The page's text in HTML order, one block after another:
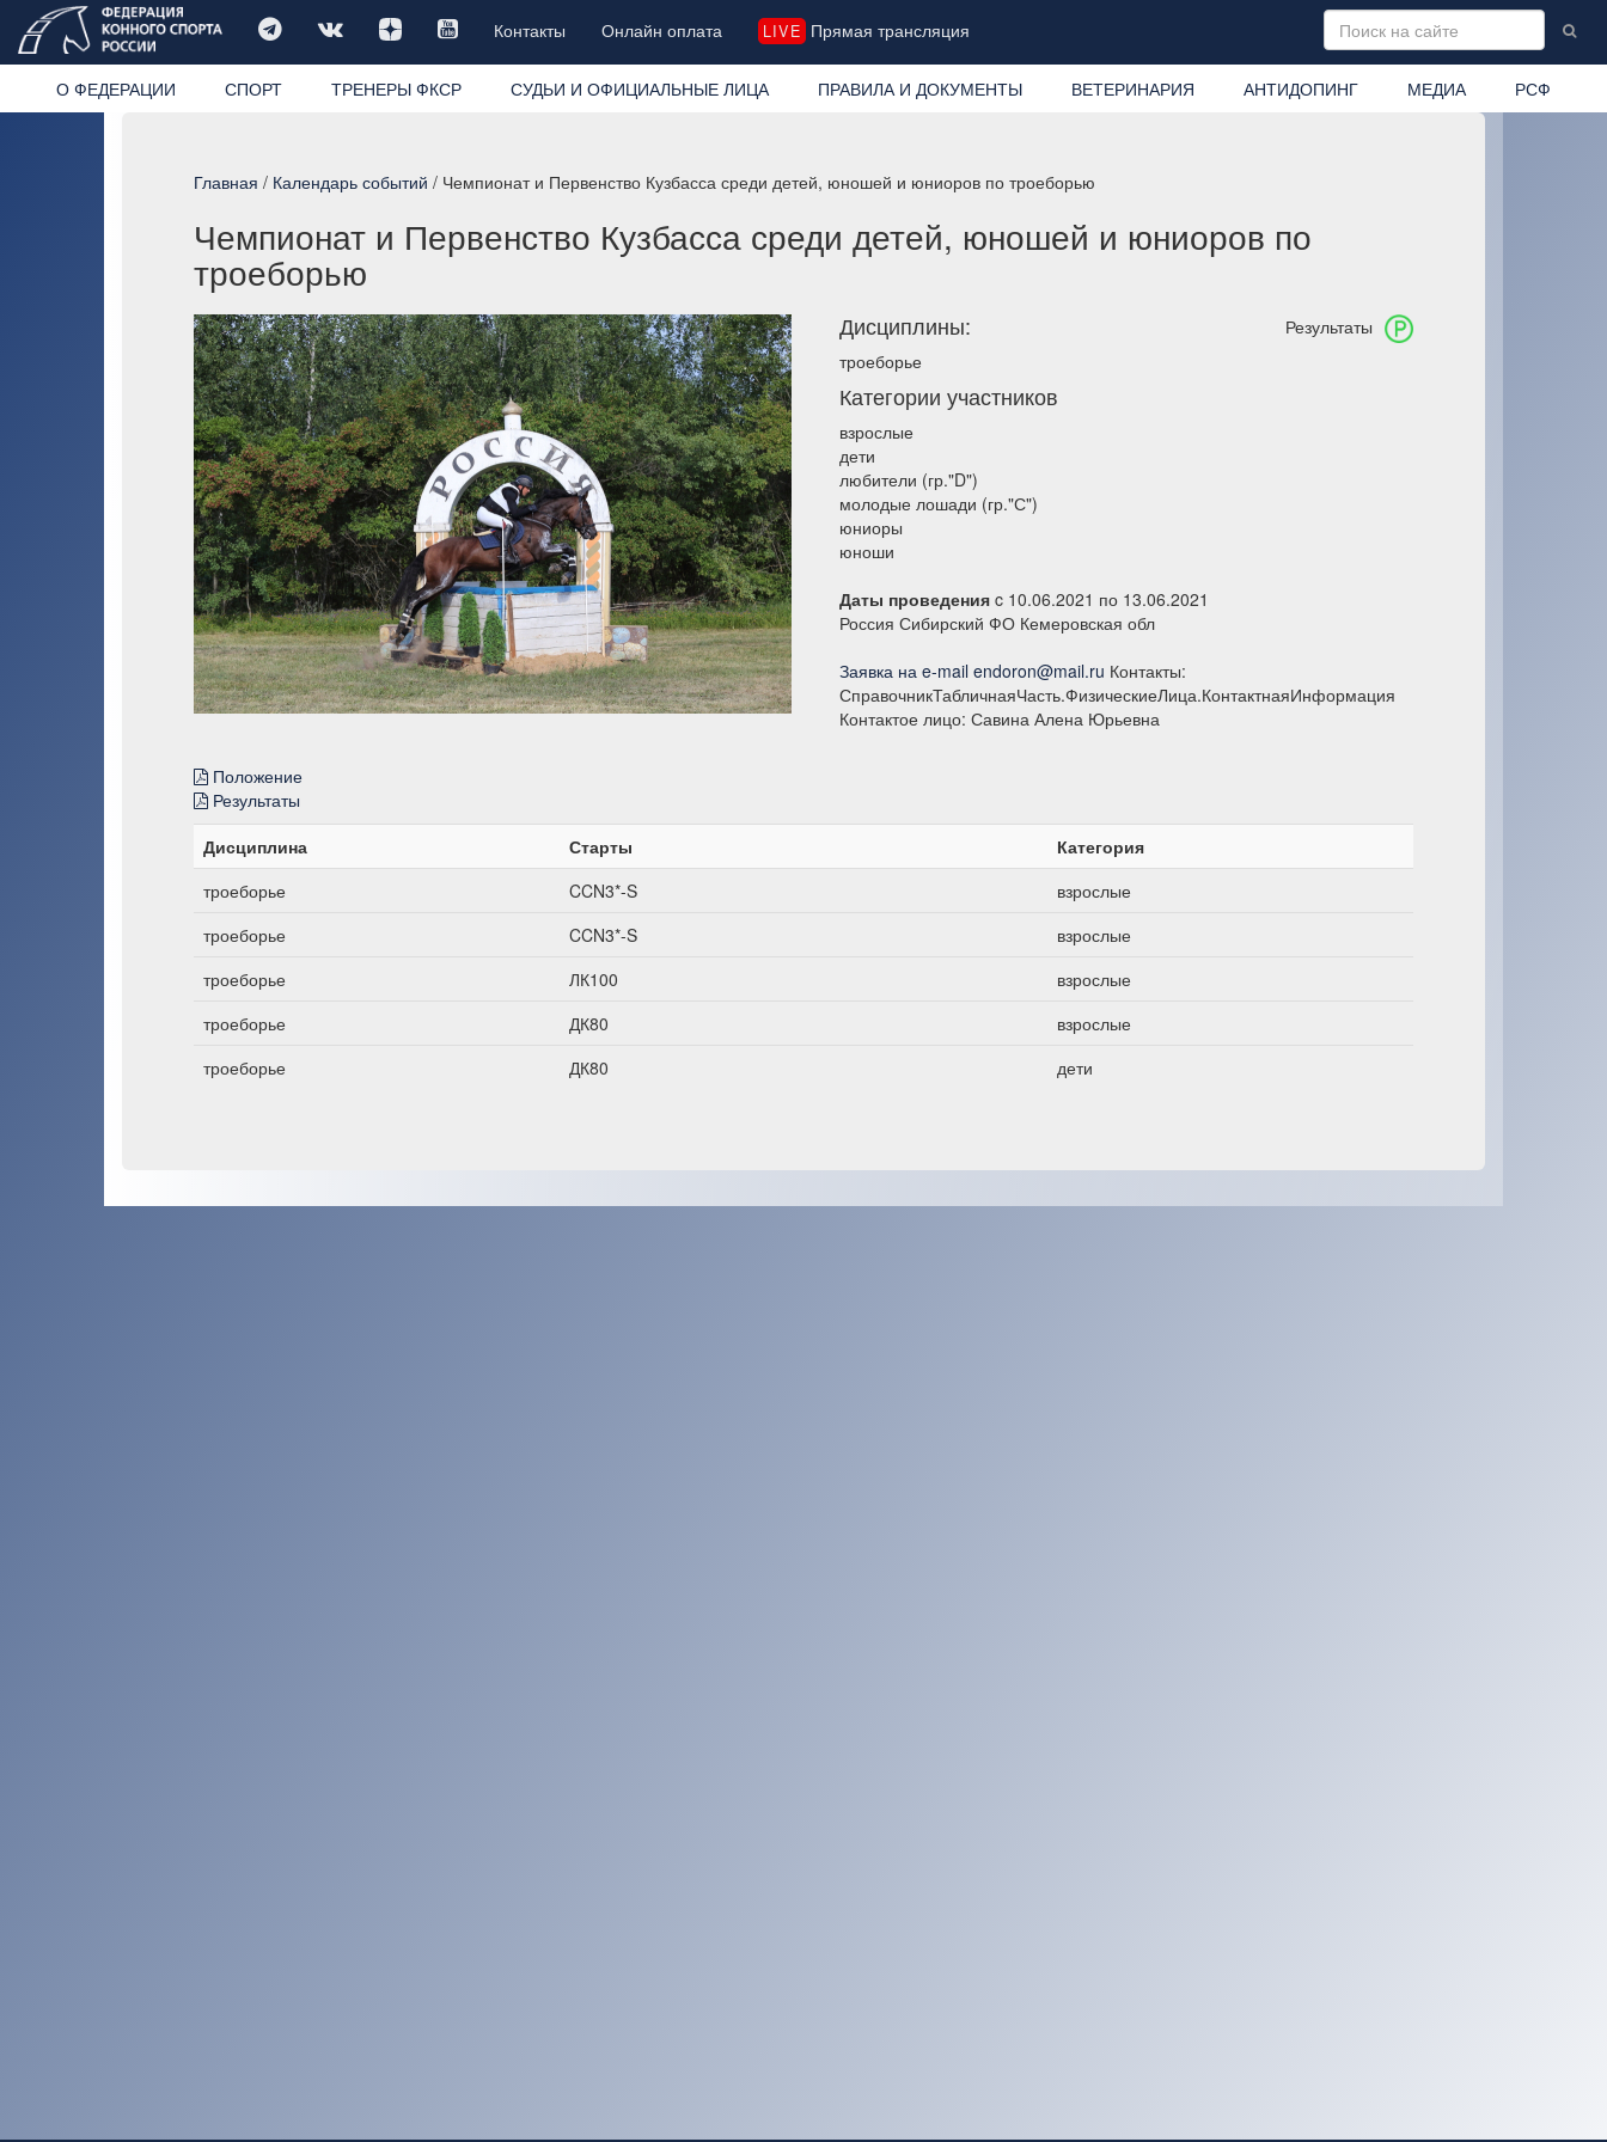
Контакты Онлайн оплата LIVE Прямая трансляция
О ФЕДЕРАЦИИ СПОРТ ТРЕНЕРЫ ФКСР СУДЬИ И ОФИЦИАЛЬНЫЕ ЛИЦА ПРАВИЛА И ДОКУМЕНТЫ ВЕТЕРИНАРИЯ АНТИДОПИНГ МЕДИА РСФ
Главная / Календарь событий / Чемпионат и Первенство Кузбасса среди детей, юношей и юниоров по троеборью
Чемпионат и Первенство Кузбасса среди детей, юношей и юниоров по
троеборью
Результаты
Дисциплины:
троеборье
Категории участников
взрослые
дети
любители (гр."D")
молодые лошади (гр."С")
юниоры
юноши
Даты проведения c 10.06.2021 по 13.06.2021
Россия Сибирский ФО Кемеровская обл
Заявка на e-mail endoron@mail.ru Контакты:
СправочникТабличнаяЧасть.ФизическиеЛица.КонтактнаяИнформация
Контактое лицо: Савина Алена Юрьевна
Положение
Результаты
Дисциплина
Старты
Категория
троеборье
CCN3*-S
взрослые
троеборье
CCN3*-S
взрослые
троеборье
ЛК100
взрослые
троеборье
ДК80
взрослые
троеборье
ДК80 дети